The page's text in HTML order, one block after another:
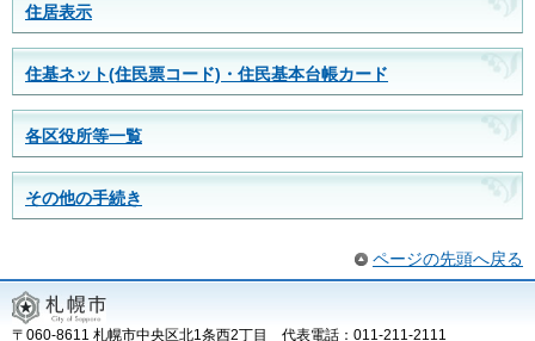
住居表示
住基ネット(住民票コード)・住民基本台帳カード
各区役所等一覧
その他の手続き
ページの先頭へ戻る
〒060-8611 札幌市中央区北1条西2丁目 代表電話：011-211-2111